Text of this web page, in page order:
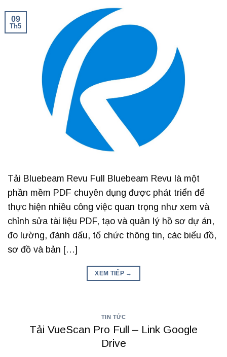
09
Th5
Tải Bluebeam Revu Full Bluebeam Revu là một
phần mềm PDF chuyên dụng được phát triển để
thực hiện nhiều công việc quan trọng như xem và
chỉnh sửa tài liệu PDF, tạo và quản lý hồ sơ dự án,
đo lường, đánh dấu, tổ chức thông tin, các biểu đồ,
sơ đồ và bản […]
XEM TIẾP →
TIN TỨC
Tải VueScan Pro Full – Link Google
Drive